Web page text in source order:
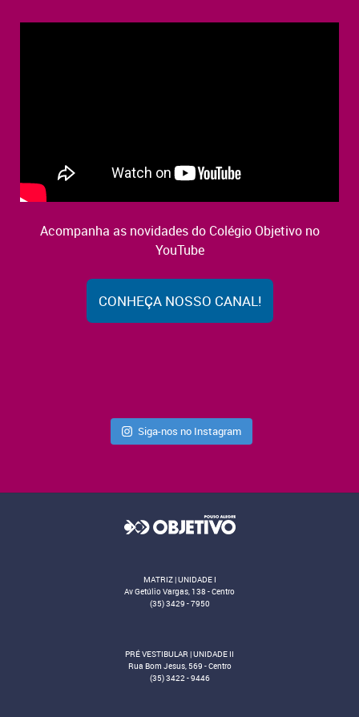
Acompanha as novidades do Colégio Objetivo no
YouTube
CONHEÇA NOSSO CANAL!
Siga-nos no Instagram
MATRIZ | UNIDADE I
Av Getúlio Vargas, 138 - Centro
(35) 3429 - 7950
PRÉ VESTIBULAR | UNIDADE II
Rua Bom Jesus, 569 - Centro
(35) 3422 - 9446